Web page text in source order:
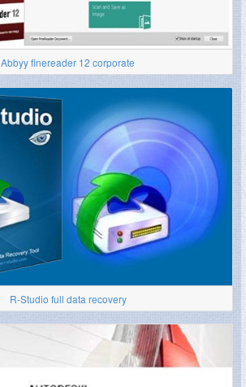
Abbyy finereader 12 corporate
R-Studio full data recovery